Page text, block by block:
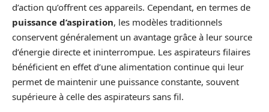
d’action qu’offrent ces appareils. Cependant, en termes de
puissance d’aspiration, les modèles traditionnels
conservent généralement un avantage grâce à leur source
d’énergie directe et ininterrompue. Les aspirateurs filaires
bénéficient en effet d’une alimentation continue qui leur
permet de maintenir une puissance constante, souvent
supérieure à celle des aspirateurs sans fil.